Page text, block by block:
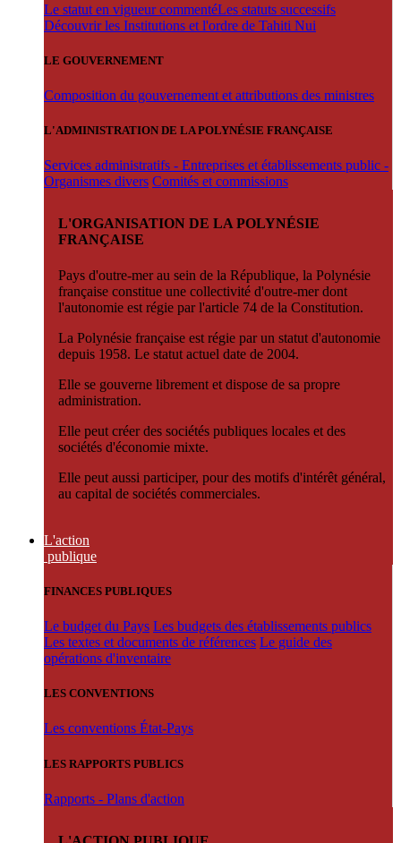
Le statut en vigueur commentéLes statuts successifs
Découvrir les Institutions et l'ordre de Tahiti Nui
LE GOUVERNEMENT
Composition du gouvernement et attributions des ministres
L'ADMINISTRATION DE LA POLYNÉSIE FRANÇAISE
Services administratifs - Entreprises et établissements public -
Organismes divers Comités et commissions
L'ORGANISATION DE LA POLYNÉSIE
FRANÇAISE
Pays d'outre-mer au sein de la République, la Polynésie
française constitue une collectivité d'outre-mer dont
l'autonomie est régie par l'article 74 de la Constitution.
La Polynésie française est régie par un statut d'autonomie
depuis 1958. Le statut actuel date de 2004.
Elle se gouverne librement et dispose de sa propre
administration.
Elle peut créer des sociétés publiques locales et des
sociétés d'économie mixte.
Elle peut aussi participer, pour des motifs d'intérêt général,
au capital de sociétés commerciales.
L'action
publique
FINANCES PUBLIQUES
Le budget du Pays Les budgets des établissements publics
Les textes et documents de références Le guide des
opérations d'inventaire
LES CONVENTIONS
Les conventions État-Pays
LES RAPPORTS PUBLICS
Rapports - Plans d'action